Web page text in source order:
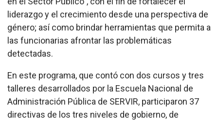
liderazgo y el crecimiento desde una perspectiva de
género; así como brindar herramientas que permita a
las funcionarias afrontar las problemáticas
detectadas.
En este programa, que contó con dos cursos y tres
talleres desarrollados por la Escuela Nacional de
Administración Pública de SERVIR, participaron 37
directivas de los tres niveles de gobierno, de